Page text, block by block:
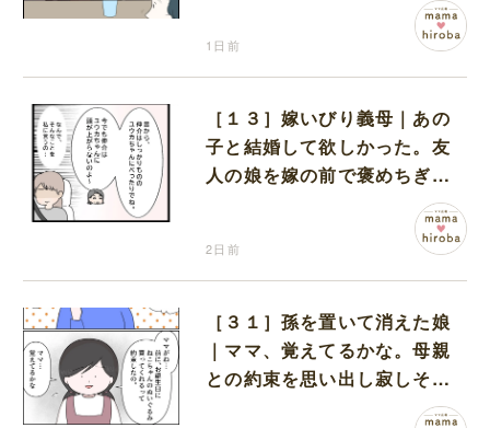
1日前
［１３］嫁いびり義母｜あの
子と結婚して欲しかった。友
人の娘を嫁の前で褒めちぎる
2日前
［３１］孫を置いて消えた娘
｜ママ、覚えてるかな。母親
との約束を思い出し寂しそう